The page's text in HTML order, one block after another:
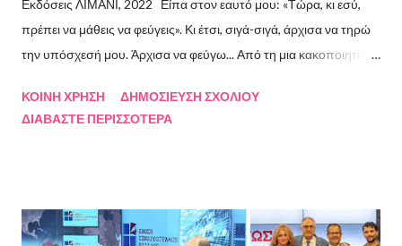
Εκδόσεις ΛΙΜΑΝΙ, 2022 Είπα στον εαυτό μου: «Τώρα, κι εσύ,
πρέπει να μάθεις να φεύγεις». Κι έτσι, σιγά-σιγά, άρχισα να τηρώ
την υπόσχεσή μου. Άρχισα να φεύγω... Από τη μια κακοποιητική
συμβάσεις ασύμβατες με το εγώ μου, από ταμπέλες που
Σχετικά με την συγγραφέα Η Ελίζα Σουφλή γεννήθηκε το 1989 και
ΚΟΙΝΉ ΧΡΉΣΗ
ΔΗΜΟΣΊΕΥΣΗ ΣΧΟΛΊΟΥ
ΔΙΑΒΆΣΤΕ ΠΕΡΙΣΣΌΤΕΡΑ